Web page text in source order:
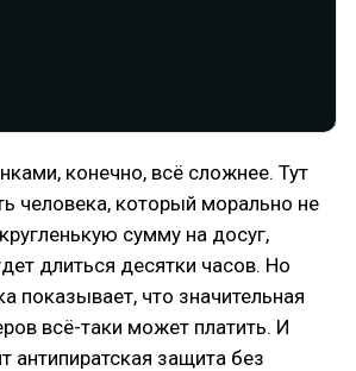
конечно, всё сложнее. Тут
человека, который морально не
сумму на досуг,
длиться десятки часов. Но
показывает, что значительная
всё-таки может платить. И
антипиратская защита без